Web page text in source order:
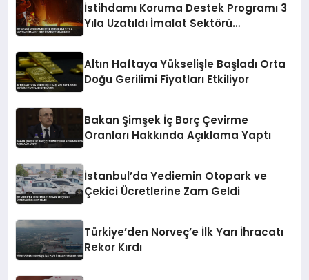
İstihdamı Koruma Destek Programı 3
Yıla Uzatıldı İmalat Sektörü
Altın Haftaya Yükselişle Başladı Orta
Doğu Gerilimi Fiyatları Etkiliyor
Bakan Şimşek İç Borç Çevirme
Oranları Hakkında Açıklama Yaptı
İstanbul’da Yediemin Otopark ve
Çekici Ücretlerine Zam Geldi
Türkiye’den Norveç’e İlk Yarı İhracatı
Rekor Kırdı